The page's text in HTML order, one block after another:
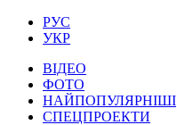
РУС
УКР
ВІДЕО
ФОТО
НАЙПОПУЛЯРНІШІ
СПЕЦПРОЕКТИ